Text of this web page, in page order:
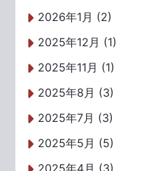
2026年1月 (2)
2025年12月 (1)
2025年11月 (1)
2025年8月 (3)
2025年7月 (3)
2025年5月 (5)
2025年4月 (3)